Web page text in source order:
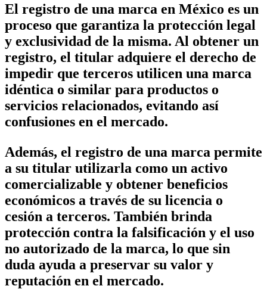
El registro de una marca en México es un
proceso que garantiza la protección legal
y exclusividad de la misma. Al obtener un
registro, el titular adquiere el derecho de
impedir que terceros utilicen una marca
idéntica o similar para productos o
servicios relacionados, evitando así
confusiones en el mercado.
Además, el registro de una marca permite
a su titular utilizarla como un activo
comercializable y obtener beneficios
económicos a través de su licencia o
cesión a terceros. También brinda
protección contra la falsificación y el uso
no autorizado de la marca, lo que sin
duda ayuda a preservar su valor y
reputación en el mercado.